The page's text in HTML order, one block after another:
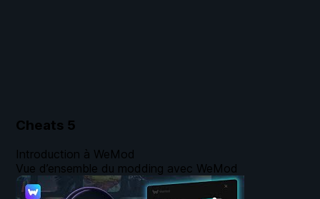
Cheats 5
Introduction à WeMod
Vue d’ensemble du modding avec WeMod